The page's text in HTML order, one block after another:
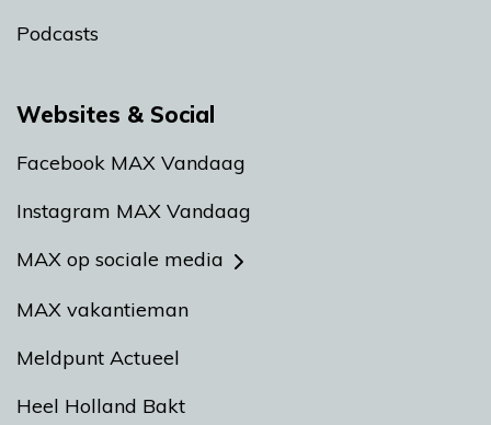
Podcasts
Websites & Social
Facebook MAX Vandaag
Instagram MAX Vandaag
MAX op sociale media
MAX vakantieman
Meldpunt Actueel
Heel Holland Bakt